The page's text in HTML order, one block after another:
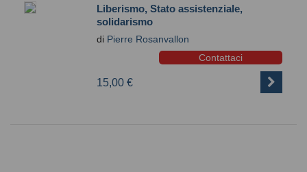
Liberismo, Stato assistenziale,
solidarismo
di Pierre Rosanvallon
Contattaci
15,00 €